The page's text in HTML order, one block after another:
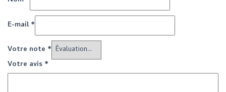
E-mail*
Votre note *
Votre avis *